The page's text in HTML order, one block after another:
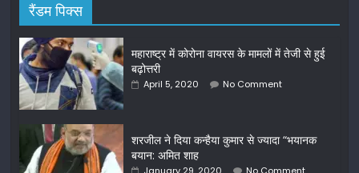
रैंडम पिक्स
महाराष्ट्र में कोरोना वायरस के मामलों में तेजी से हुई
बढ़ोत्तरी
April 5, 2020 No Comment
शरजील ने दिया कन्हैया कुमार से ज्यादा “भयानक
बयान: अमित शाह